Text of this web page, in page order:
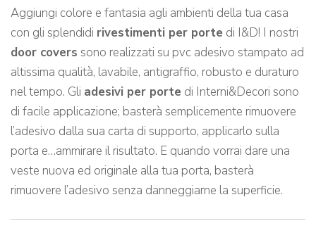
Aggiungi colore e fantasia agli ambienti della tua casa
con gli splendidi rivestimenti per porte di I&D! I nostri
door covers sono realizzati su pvc adesivo stampato ad
altissima qualità, lavabile, antigraffio, robusto e duraturo
nel tempo. Gli adesivi per porte di Interni&Decori sono
di facile applicazione; basterà semplicemente rimuovere
l’adesivo dalla sua carta di supporto, applicarlo sulla
porta e…ammirare il risultato. E quando vorrai dare una
veste nuova ed originale alla tua porta, basterà
rimuovere l’adesivo senza danneggiarne la superficie.